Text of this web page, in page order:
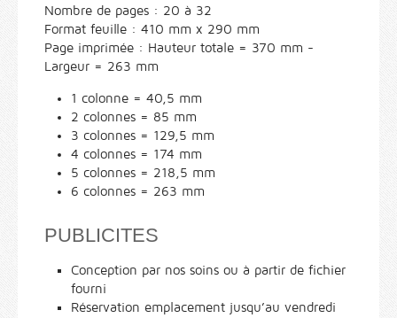
Nombre de pages : 20 à 32
Format feuille : 410 mm x 290 mm
Page imprimée : Hauteur totale = 370 mm -
Largeur = 263 mm
1 colonne = 40,5 mm
2 colonnes = 85 mm
3 colonnes = 129,5 mm
4 colonnes = 174 mm
5 colonnes = 218,5 mm
6 colonnes = 263 mm
PUBLICITES
Conception par nos soins ou à partir de fichier
fourni
Réservation emplacement jusqu’au vendredi